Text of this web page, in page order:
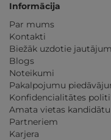
Informācija
Par mums
Kontakti
Biežāk uzdotie
Blogs
Noteikumi
Pakalpojumu
Konfidencialitātes
Amata vietas
Partneriem
Karjera